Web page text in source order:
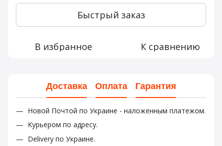
Быстрый заказ
В избранное К сравнению
Доставка Оплата Гарантия
Новой Почтой по Украине - наложенным платежом.
Курьером по адресу.
Delivery по Украине.